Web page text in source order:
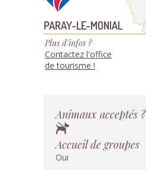
PARAY-LE-MONIAL
Plus d'infos ?
Contactez l'office
de tourisme !
Animaux acceptés ?
Accueil de groupes
Oui